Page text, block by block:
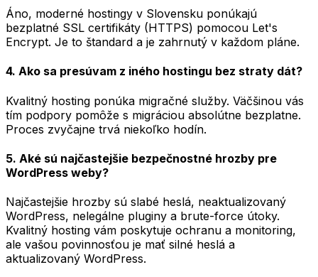
Áno, moderné hostingy v Slovensku ponúkajú
bezplatné SSL certifikáty (HTTPS) pomocou Let's
Encrypt. Je to štandard a je zahrnutý v každom pláne.
4. Ako sa presúvam z iného hostingu bez straty dát?
Kvalitný hosting ponúka migračné služby. Väčšinou vás
tím podpory pomôže s migráciou absolútne bezplatne.
Proces zvyčajne trvá niekoľko hodín.
5. Aké sú najčastejšie bezpečnostné hrozby pre
WordPress weby?
Najčastejšie hrozby sú slabé heslá, neaktualizovaný
WordPress, nelegálne pluginy a brute-force útoky.
Kvalitný hosting vám poskytuje ochranu a monitoring,
ale vašou povinnosťou je mať silné heslá a
aktualizovaný WordPress.